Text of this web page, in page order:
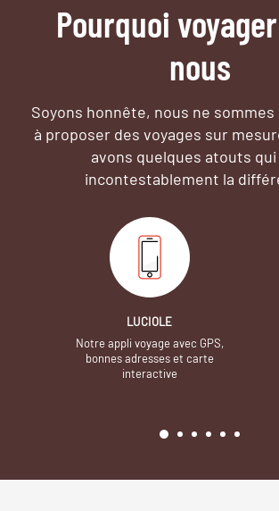
Pourquoi
nous
Soyons honnête, nous ne sommes
à proposer des voyages sur
avons quelques atouts
incontestablement la
LUCIOLE
Notre appli voyage avec GPS,
bonnes adresses et carte
interactive